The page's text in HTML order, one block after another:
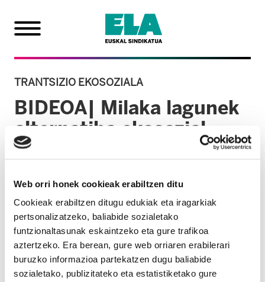
Web orri honek cookieak erabiltzen ditu
Cookieak erabiltzen ditugu edukiak eta iragarkiak
pertsonalizatzeko, baliabide sozialetako
funtzionaltasunak eskaintzeko eta gure trafikoa
aztertzeko. Era berean, gure web orriaren erabilerari
buruzko informazioa partekatzen dugu baliabide
sozialetako, publizitateko eta estatistiketako gure
TRANTSIZIO EKOSOZIALA
BIDEOA| Milaka lagunek
alternatiba ekosozial
justua aldarrikatu dute
2024/05/13
GENERO POLITIKA INGURUMENA